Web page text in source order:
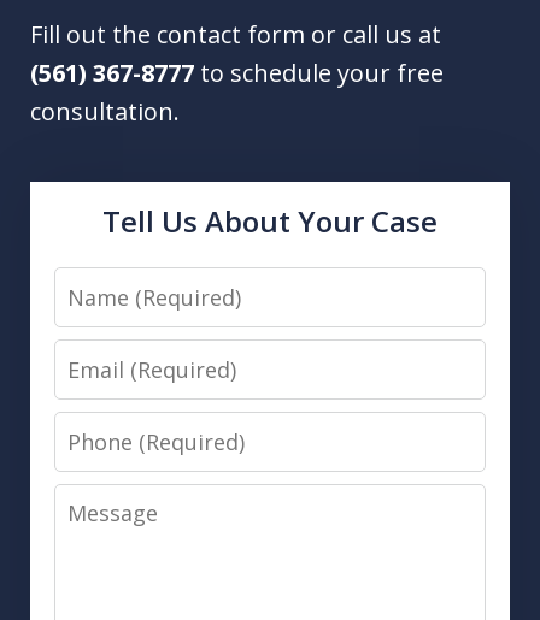
Fill out the contact form or call us at
(561) 367-8777 to schedule your free
consultation.
Tell Us About Your Case
Name
Email
Phone
Message